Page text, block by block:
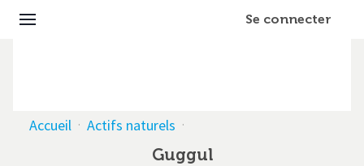
Se connecter
Accueil · Actifs naturels ·
Guggul